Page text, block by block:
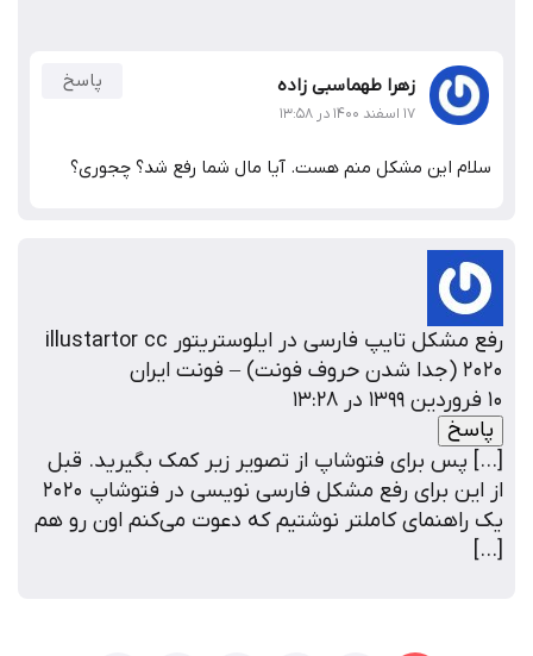
زهرا طهماسبی زاده
۱۷ اسفند ۱۴۰۰ در ۱۳:۵۸
پاسخ
سلام این مشکل منم هست. آیا مال شما رفع شد؟ چجوری؟
رفع مشکل تایپ فارسی در ایلوستریتور illustartor cc
2020 (جدا شدن حروف فونت) – فونت ایران
۱۰ فروردین ۱۳۹۹ در ۱۳:۲۸
پاسخ
[…] پس برای فتوشاپ از تصویر زیر کمک بگیرید. قبل
از این برای رفع مشکل فارسی نویسی در فتوشاپ ۲۰۲۰
یک راهنمای کاملتر نوشتیم که دعوت می‌کنم اون رو هم
[…]